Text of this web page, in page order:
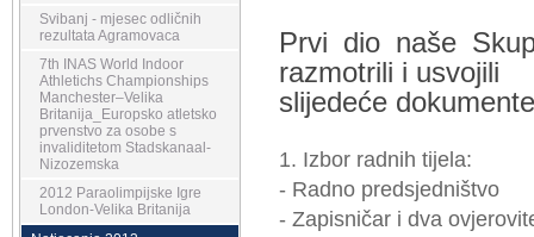
Prvi dio naše
razmotrili i usvojili
slijedeće
1. Izbor radnih tijela:
- Radno predsjedništvo
- Zapisničar i dva
Svibanj - mjesec odličnih
rezultata Agramovaca
7th INAS World Indoor
Athletichs Championships
Manchester–Velika
Britanija_Europsko atletsko
prvenstvo za osobe s
invaliditetom Stadskanaal-
Nizozemska
2012 Paraolimpijske Igre
London-Velika Britanija